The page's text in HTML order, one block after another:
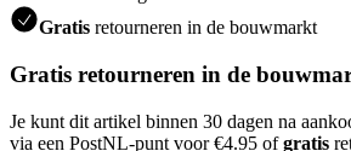
Gratis retourneren in de bouwmarkt
Gratis retourneren in de
Je kunt dit artikel binnen 30 dagen na
via een PostNL-punt voor €4.95 ofgratis